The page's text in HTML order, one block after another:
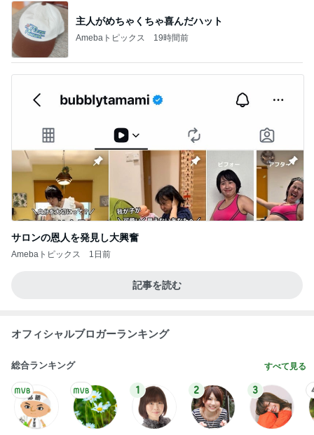
主人がめちゃくちゃ喜んだハット
Amebaトピックス 19時間前
サロンの恩人を発見し大興奮
Amebaトピックス 1日前
記事を読む
オフィシャルブロガーランキング
総合ランキング すべて見る
1 2 3